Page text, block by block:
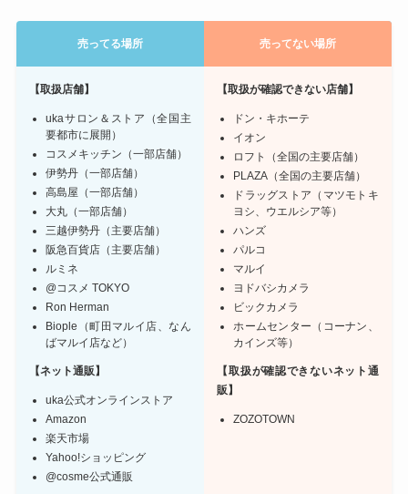
売ってる場所 売ってない場所
【取扱店舗】
ukaサロン＆ストア（全国主
要都市に展開）
コスメキッチン（一部店舗）
伊勢丹（一部店舗）
高島屋（一部店舗）
大丸（一部店舗）
三越伊勢丹（主要店舗）
阪急百貨店（主要店舗）
ルミネ
@コスメ TOKYO
Ron Herman
Biople（町田マルイ店、なん
ばマルイ店など）
【ネット通販】
uka公式オンラインストア
Amazon
楽天市場
Yahoo!ショッピング
@cosme公式通販
【取扱が確認できない店舗】
ドン・キホーテ
イオン
ロフト（全国の主要店舗）
PLAZA（全国の主要店舗）
ドラッグストア（マツモトキ
ヨシ、ウエルシア等）
ハンズ
パルコ
マルイ
ヨドバシカメラ
ビックカメラ
ホームセンター（コーナン、
カインズ等）
【取扱が確認できないネット通
販】
ZOZOTOWN